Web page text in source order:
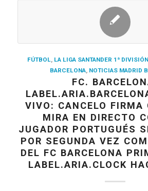
FÚTBOL, LA LIGA SANTANDER 1ª DIVISIÓN
BARCELONA, NOTICIAS MADRID
FC.
VIVO: CANCELO FIRMA
MIRA EN DIRECTO
JUGADOR PORTUGUÉS
POR SEGUNDA VEZ
DEL FC BARCELONA
LABEL.ARIA.CLOCK